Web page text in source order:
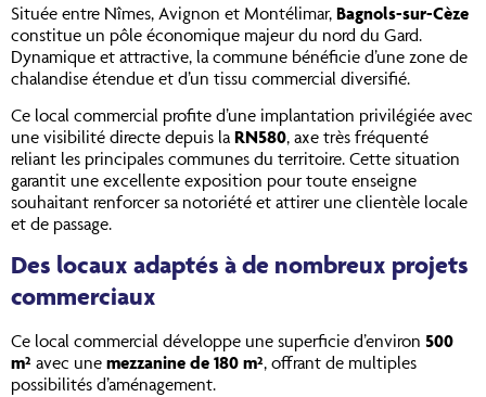
Située entre Nîmes, Avignon et Montélimar, Bagnols-sur-Cèze
constitue un pôle économique majeur du nord du Gard.
Dynamique et attractive, la commune bénéficie d’une zone de
chalandise étendue et d’un tissu commercial diversifié.
Ce local commercial profite d’une implantation privilégiée avec
une visibilité directe depuis la RN580, axe très fréquenté
reliant les principales communes du territoire. Cette situation
garantit une excellente exposition pour toute enseigne
souhaitant renforcer sa notoriété et attirer une clientèle locale
et de passage.
Des locaux adaptés à de nombreux projets
commerciaux
Ce local commercial développe une superficie d’environ 500
m² avec une mezzanine de 180 m², offrant de multiples
possibilités d’aménagement.